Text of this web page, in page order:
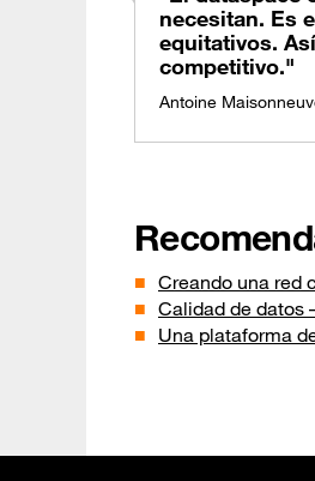
necesitan. Es
equitativos.
competitivo."
Antoine
Creando una red
Calidad de datos
Una plataforma